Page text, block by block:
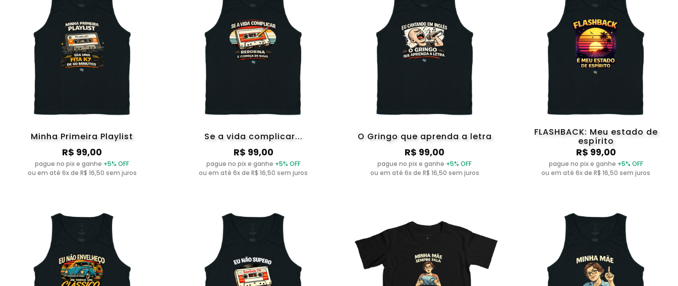
Minha Primeira Playlist
R$ 99,00
pague no pix e ganhe +5% OFF
ou em até 6x de R$ 16,50 sem juros
Se a vida complicar...
R$ 99,00
pague no pix e ganhe +5% OFF
ou em até 6x de R$ 16,50 sem juros
O Gringo que aprenda a letra
R$ 99,00
pague no pix e ganhe +5% OFF
ou em até 6x de R$ 16,50 sem juros
FLASHBACK: Meu estado de
espírito
R$ 99,00
pague no pix e ganhe +5% OFF
ou em até 6x de R$ 16,50 sem juros